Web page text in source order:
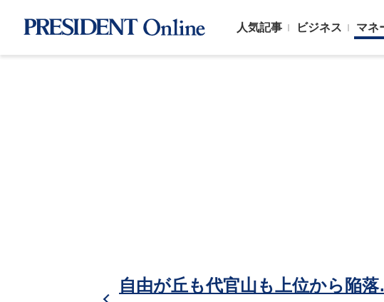
人気記事 ビジネス マネ
自由が丘も代官山も上位から陥